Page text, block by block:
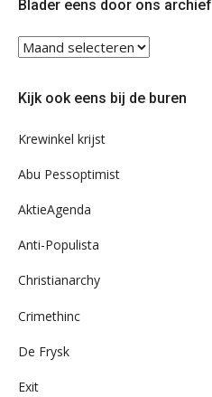
Blader eens door ons archief
Blader
eens
ons
Kijk ook eens bij de buren
Krewinkel krijst
Abu Pessoptimist
AktieAgenda
Anti-Populista
Christianarchy
Crimethinc
De Frysk
Exit